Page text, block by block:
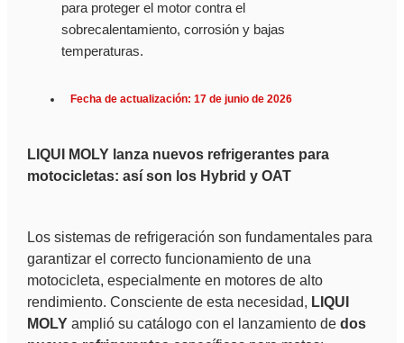
para proteger el motor contra el
sobrecalentamiento, corrosión y bajas
temperaturas.
Fecha de actualización: 17 de junio de 2026
LIQUI MOLY lanza nuevos refrigerantes para
motocicletas: así son los Hybrid y OAT
Los sistemas de refrigeración son fundamentales para
garantizar el correcto funcionamiento de una
motocicleta, especialmente en motores de alto
rendimiento. Consciente de esta necesidad, LIQUI
MOLYamplió su catálogo con el lanzamiento dedos